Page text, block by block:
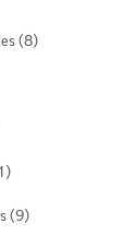
(8)
(9)